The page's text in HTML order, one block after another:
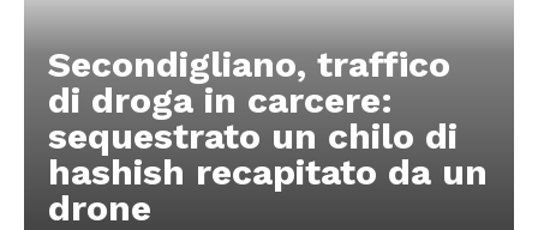
Secondigliano, traffico
di droga in carcere:
sequestrato un chilo di
hashish recapitato da un
drone